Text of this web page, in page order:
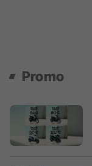
Promo